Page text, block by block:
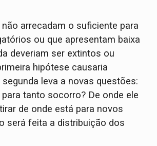
arrecadam o suficiente para
ou que apresentam baixa
deveriam ser extintos ou
hipótese causaria
leva a novas questões:
tanto socorro? De onde ele
de onde está para novos
será feita a distribuição dos